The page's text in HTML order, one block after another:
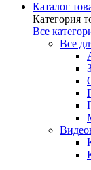
Каталог
Категория
Все
Все